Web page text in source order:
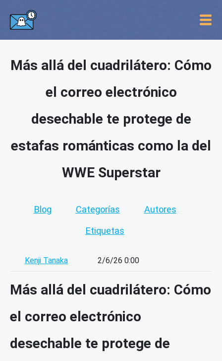
Más allá del cuadrilátero: Cómo
el correo electrónico
desechable te protege de
estafas románticas como la del
WWE Superstar
Blog Categorías Autores
Etiquetas
Kenji Tanaka 2/6/26 0:00
Más allá del cuadrilátero: Cómo
el correo electrónico
desechable te protege de